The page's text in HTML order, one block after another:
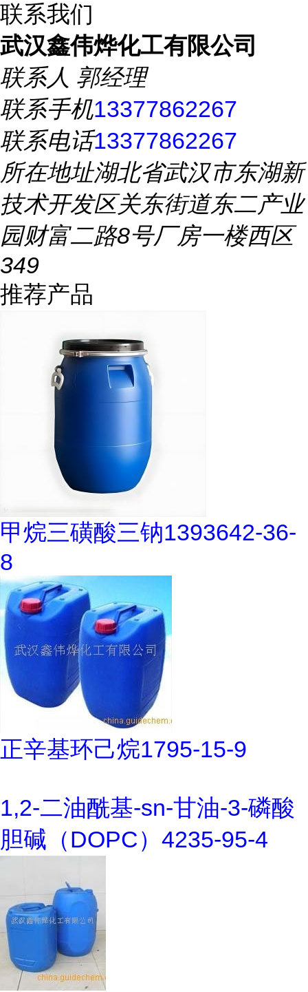
联系我们
武汉鑫伟烨化工有限公司
联系人 郭经理
联系手机13377862267
联系电话13377862267
所在地址湖北省武汉市东湖新
技术开发区关东街道东二产业
园财富二路8号厂房一楼西区
349
推荐产品
甲烷三磺酸三钠1393642-36-
8
正辛基环己烷1795-15-9
1,2-二油酰基-sn-甘油-3-磷酸
胆碱（DOPC）4235-95-4